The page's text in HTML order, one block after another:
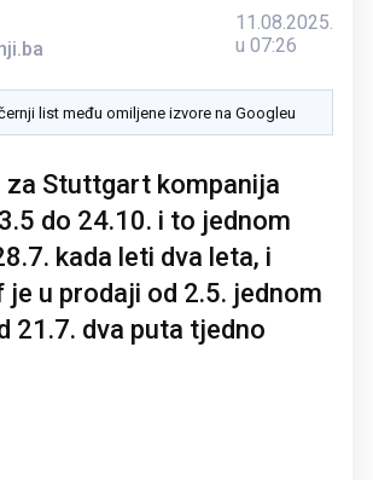
11.08.2025.
u 07:26
list među omiljene izvore na Googleu
za Stuttgart kompanija
do 24.10. i to jednom
kada leti dva leta, i
je u prodaji od 2.5. jednom
21.7. dva puta tjedno